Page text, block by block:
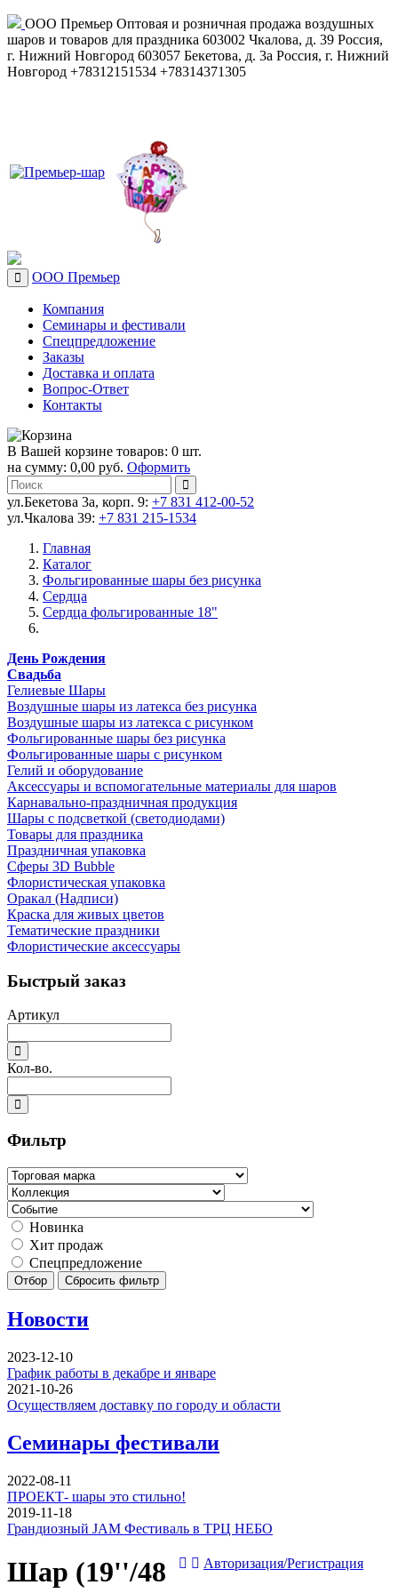
ООО Премьер Оптовая и розничная продажа воздушных
шаров и товаров для праздника 603002 Чкалова, д. 39 Россия,
г. Нижний Новгород 603057 Бекетова, д. 3а Россия, г. Нижний
Новгород +78312151534 +78314371305
ООО Премьер
Компания
Семинары и фестивали
Спецпредложение
Заказы
Доставка и оплата
Вопрос-Ответ
Контакты
В Вашей корзине товаров: 0 шт.
на сумму: 0,00 руб. Оформить
ул.Бекетова 3а, корп. 9: +7 831 412-00-52
ул.Чкалова 39: +7 831 215-1534
Главная
Каталог
Фольгированные шары без рисунка
Сердца
Сердца фольгированные 18"
День Рождения
Свадьба
Гелиевые Шары
Воздушные шары из латекса без рисунка
Воздушные шары из латекса с рисунком
Фольгированные шары без рисунка
Фольгированные шары с рисунком
Гелий и оборудование
Аксессуары и вспомогательные материалы для шаров
Карнавально-праздничная продукция
Шары с подсветкой (светодиодами)
Товары для праздника
Праздничная упаковка
Сферы 3D Bubble
Флористическая упаковка
Оракал (Надписи)
Краска для живых цветов
Тематические праздники
Флористические аксессуары
Быстрый заказ
Артикул
Кол-во.
Фильтр
Новинка
Хит продаж
Спецпредложение
Отбор Сбросить фильтр
Новости
2023-12-10
График работы в декабре и январе
2021-10-26
Осуществляем доставку по городу и области
Семинары фестивали
2022-08-11
ПРОЕКТ- шары это стильно!
2019-11-18
Грандиозный JAM Фестиваль в ТРЦ НЕБО
Авторизация/Регистрация
Шар (19''/48